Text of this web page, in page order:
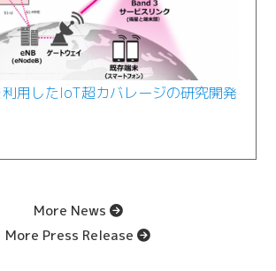
用したIoT超カバレージの研究開発
More News
More Press Release